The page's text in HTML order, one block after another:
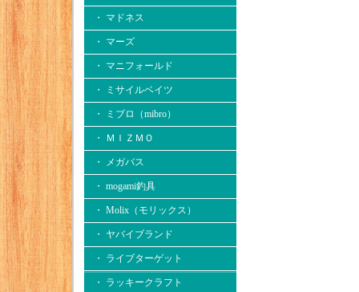
・ マドネス
・ マーズ
・ マニフォールド
・ ミサイルベイツ
・ ミブロ（mibro）
・ ＭＩＺＭＯ
・ メガバス
・ mogami釣具
・ Molix（モリックス）
・ ヤバイブランド
・ ライブターゲット
・ ラッキークラフト